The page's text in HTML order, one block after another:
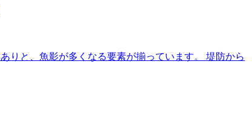
りと、魚影が多くなる要素が揃っています。 堤防から